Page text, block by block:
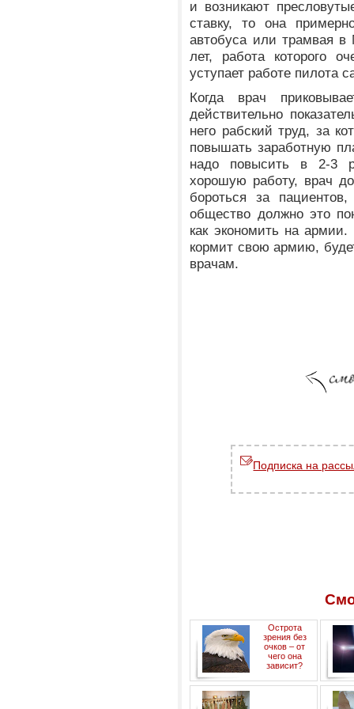
и возникают
ставку, то она
автобуса или трамвая в
лет, работа которого
уступает работе пилота
Когда врач
действительно
него рабский труд, за
повышать заработную
надо повысить в 2-3
хорошую работу, врач
бороться за
общество должно это
как экономить на
кормит свою армию,
врачам.
Подписка на
Острота
зрения без
очков – от
чего она
зависит?